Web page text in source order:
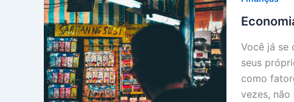
Você já se
seus
como
vezes, não